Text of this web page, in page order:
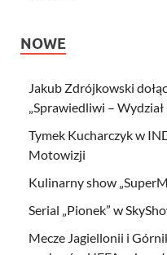
NOWE
Jakub Zdrójkowski
„Sprawiedliwi –
Tymek Kucharczyk w
Motowizji
Kulinarny show
Serial „Pionek” w
Mecze Jagiellonii i